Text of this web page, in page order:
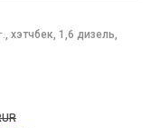
г., хэтчбек, 1,6 дизель,